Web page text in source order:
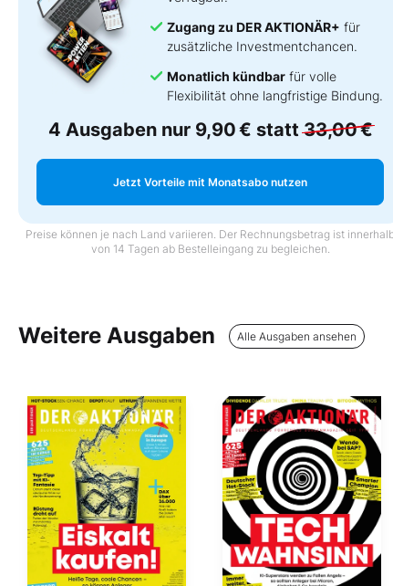
Zugang zu DER AKTIONÄR+ für
zusätzliche Investmentchancen.
Monatlich kündbar für volle
Flexibilität ohne langfristige Bindung.
4 Ausgaben nur 9,90 € statt33,00 €
Jetzt Vorteile mit Monatsabo nutzen
Preise können je nach Land variieren. Der Rechnungsbetrag ist
von 14 Tagen ab Bestelleingang zu begleichen.
Weitere Ausgaben Alle Ausgaben ansehen